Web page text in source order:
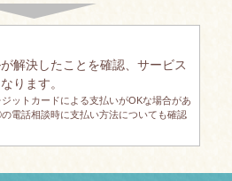
解決したことを確認、サービス
ります。
ットカードによる支払いがOKな場合があ
電話相談時に支払い方法についても確認